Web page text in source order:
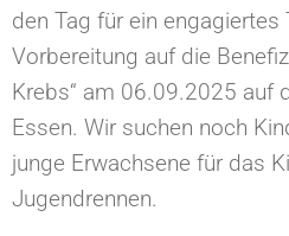
den Tag für ein engagiertes
Vorbereitung auf die
Krebs“ am 06.09.2025 auf
Essen. Wir suchen noch
junge Erwachsene für das
Jugendrennen.